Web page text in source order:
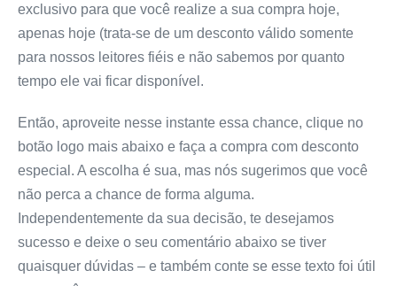
exclusivo para que você realize a sua compra hoje,
apenas hoje (trata-se de um desconto válido somente
para nossos leitores fiéis e não sabemos por quanto
tempo ele vai ficar disponível.
Então, aproveite nesse instante essa chance, clique no
botão logo mais abaixo e faça a compra com desconto
especial. A escolha é sua, mas nós sugerimos que você
não perca a chance de forma alguma.
Independentemente da sua decisão, te desejamos
sucesso e deixe o seu comentário abaixo se tiver
quaisquer dúvidas – e também conte se esse texto foi útil